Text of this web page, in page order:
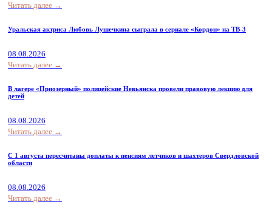
Читать далее →
Уральская актриса Любовь Лушечкина сыграла в сериале «Кордон» на ТВ-3
08.08.2026
Читать далее →
В лагере «Приозерный» полицейские Невьянска провели правовую лекцию для
детей
08.08.2026
Читать далее →
С 1 августа пересчитаны доплаты к пенсиям летчиков и шахтеров Свердловской
области
08.08.2026
Читать далее →